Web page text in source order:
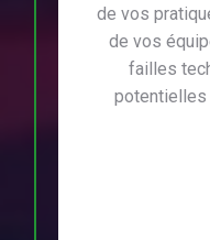
de vos
de vos
failles
potentielles